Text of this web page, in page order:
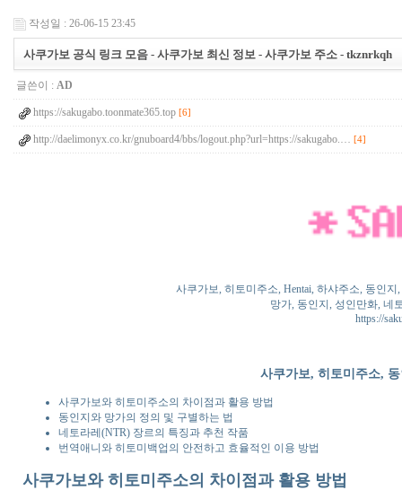
작성일 : 26-06-15 23:45
사쿠가보 공식 링크 모음 - 사쿠가보 최신 정보 - 사쿠가보 주소 - tkznrkqh
글쓴이 : AD
https://sakugabo.toonmate365.top [6]
http://daelimonyx.co.kr/gnuboard4/bbs/logout.php?url=https://sakugabo.… [4]
사쿠가보, 히토미주소, Hentai, 하샤주소, 동인
망가, 동인지, 성인만화, 네
https://
사쿠가보, 히토미주소,
사쿠가보와 히토미주소의 차이점과 활용 방법
동인지와 망가의 정의 및 구별하는 법
네토라레(NTR) 장르의 특징과 추천 작품
번역애니와 히토미백업의 안전하고 효율적인 이용 방법
사쿠가보와 히토미주소의 차이점과 활용 방법